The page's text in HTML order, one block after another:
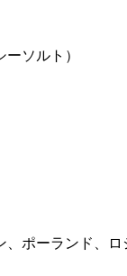
ソルト）
ポーランド、